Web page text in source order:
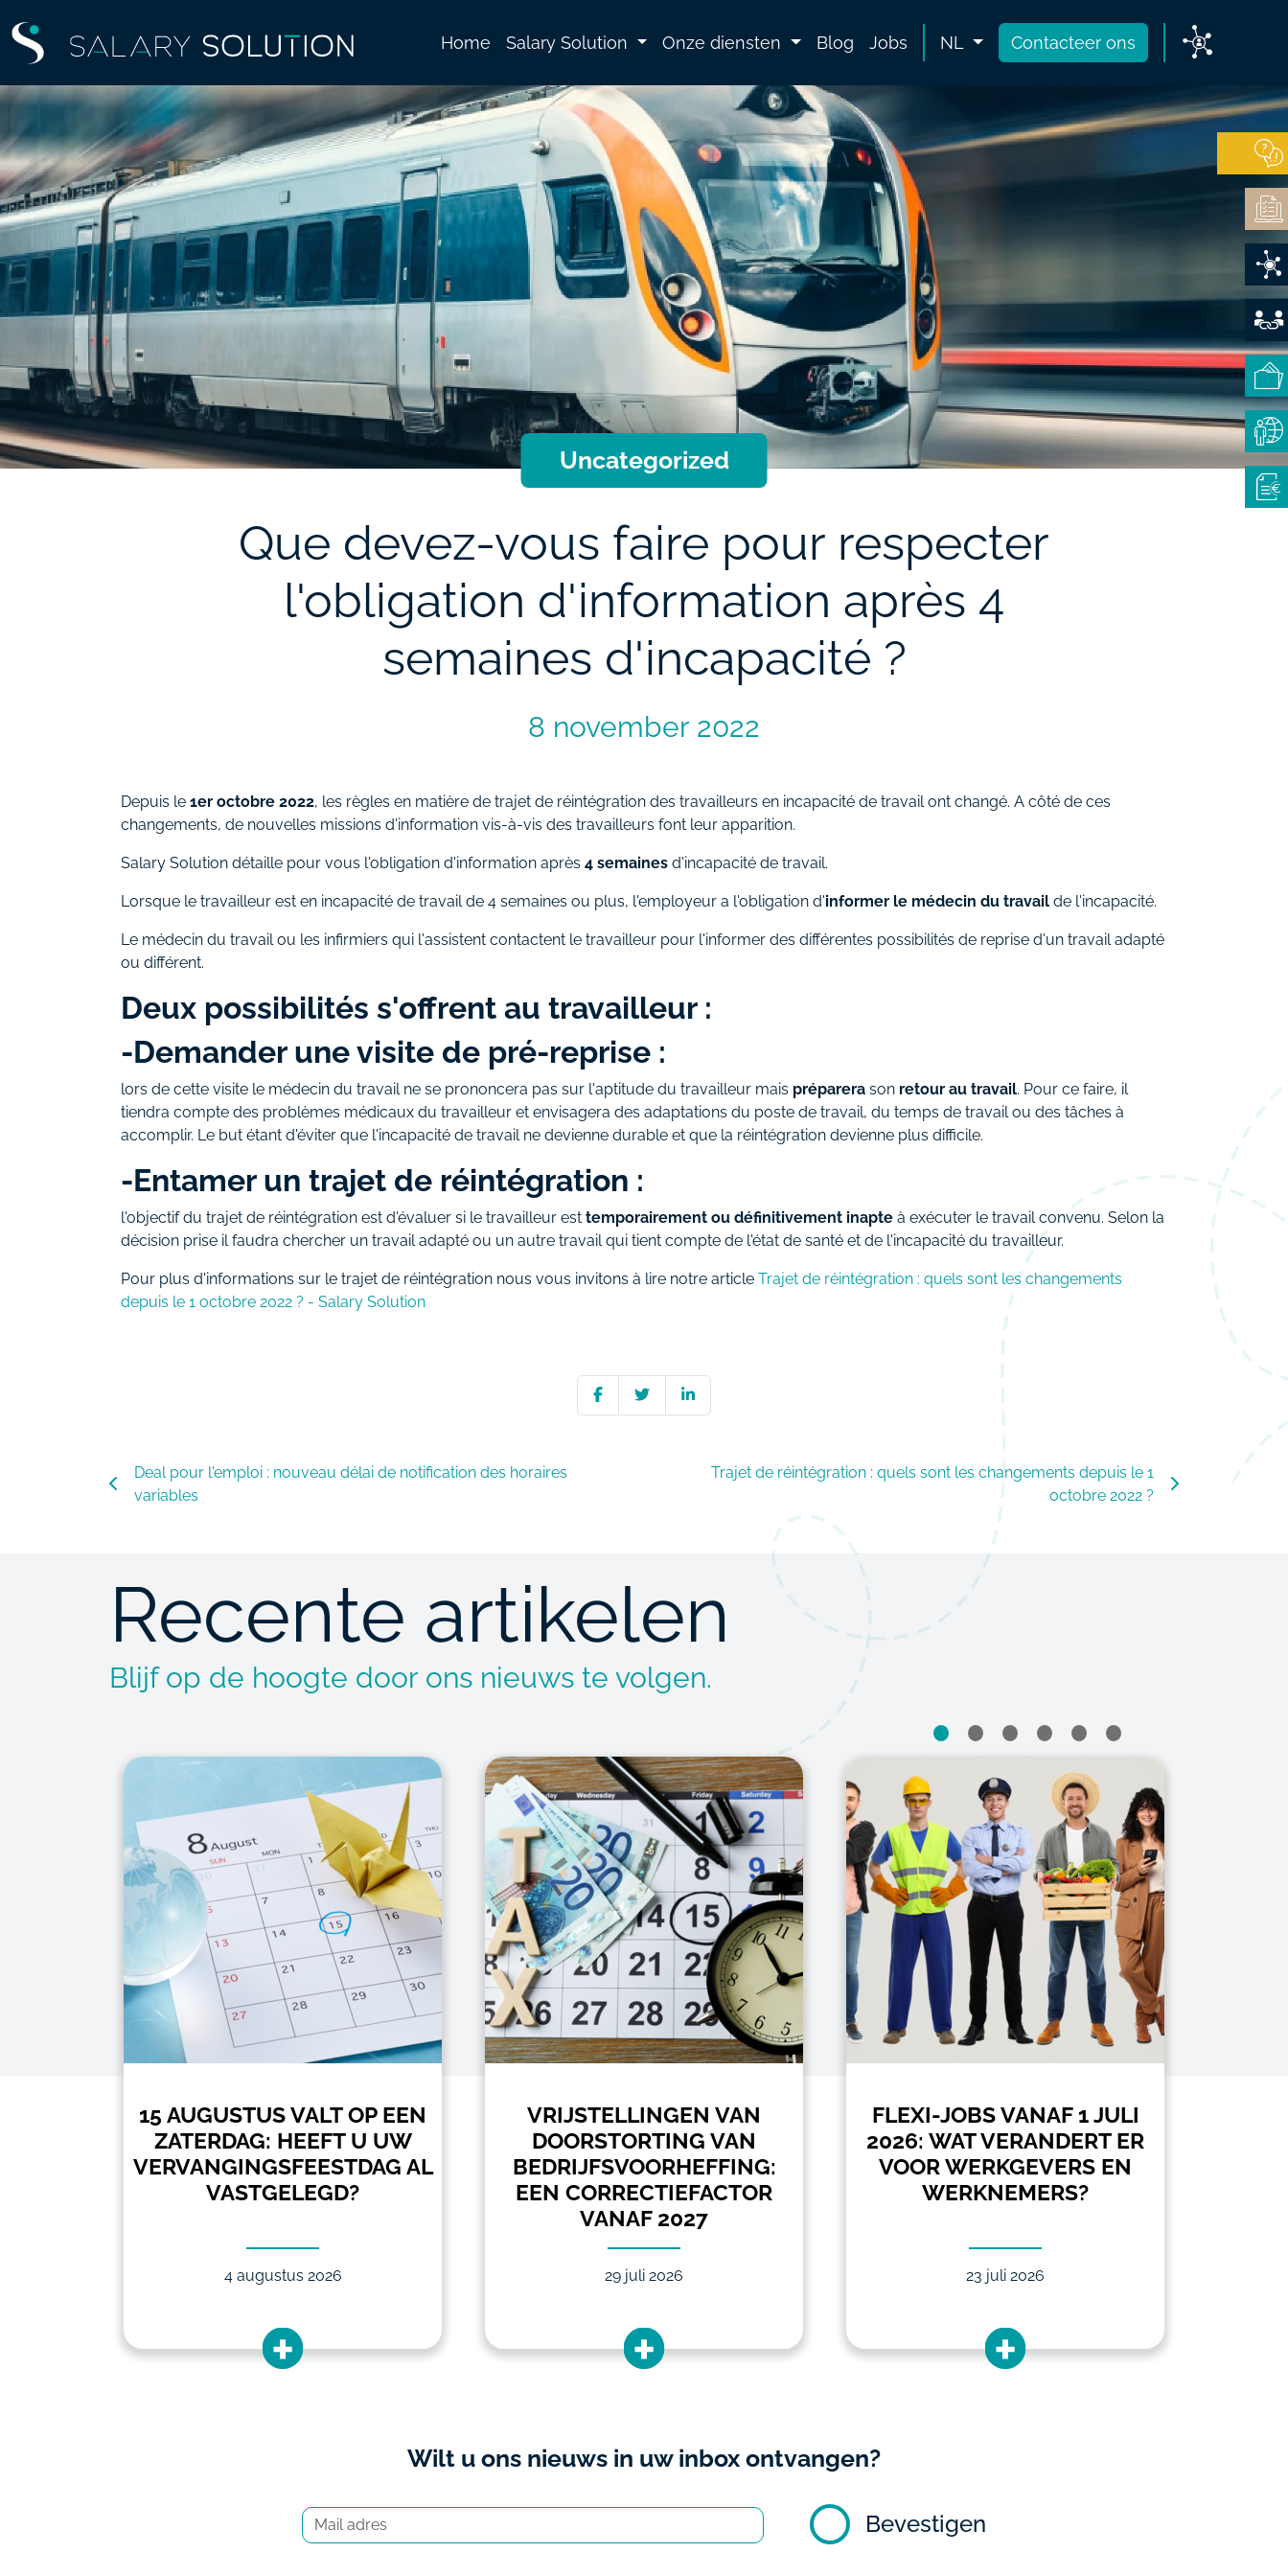
Home Salary Solution Onze diensten Blog Jobs NL Contacteer ons
Uncategorized
Que devez-vous faire pour respecter
l'obligation d'information après 4
semaines d'incapacité ?
8 november 2022
Depuis le 1er octobre 2022, les règles en matière de trajet de réintégration des travailleurs en incapacité de travail ont changé. A côté de ces
changements, de nouvelles missions d'information vis-à-vis des travailleurs font leur apparition.
Salary Solution détaille pour vous l'obligation d'information après 4 semaines d'incapacité de travail.
Lorsque le travailleur est en incapacité de travail de 4 semaines ou plus, l'employeur a l'obligation d'informer le médecin du travail de l'incapacité.
Le médecin du travail ou les infirmiers qui l'assistent contactent le travailleur pour l'informer des différentes possibilités de reprise d'un travail adapté
ou différent.
Deux possibilités s'offrent au travailleur :
-Demander une visite de pré-reprise :
lors de cette visite le médecin du travail ne se prononcera pas sur l'aptitude du travailleur mais préparera son retour au travail. Pour ce faire, il
tiendra compte des problèmes médicaux du travailleur et envisagera des adaptations du poste de travail, du temps de travail ou des tâches à
accomplir. Le but étant d'éviter que l'incapacité de travail ne devienne durable et que la réintégration devienne plus difficile.
-Entamer un trajet de réintégration :
l'objectif du trajet de réintégration est d'évaluer si le travailleur est temporairement ou définitivement inapte à exécuter le travail convenu. Selon la
décision prise il faudra chercher un travail adapté ou un autre travail qui tient compte de l'état de santé et de l'incapacité du travailleur.
Pour plus d'informations sur le trajet de réintégration nous vous invitons à lire notre article Trajet de réintégration : quels sont les changements
depuis le 1 octobre 2022 ? - Salary Solution
Deal pour l'emploi : nouveau délai de notification des horaires
variables
Trajet de réintégration : quels sont les changements depuis le 1
octobre 2022 ?
Recente artikelen
Blijf op de hoogte door ons nieuws te volgen.
15 AUGUSTUS VALT OP EEN
ZATERDAG: HEEFT U UW
VERVANGINGSFEESTDAG AL
VASTGELEGD?
4 augustus 2026
VRIJSTELLINGEN VAN
DOORSTORTING VAN
BEDRIJFSVOORHEFFING:
EEN CORRECTIEFACTOR
VANAF 2027
29 juli 2026
FLEXI-JOBS VANAF 1 JULI
2026: WAT VERANDERT ER
VOOR WERKGEVERS EN
WERKNEMERS?
23 juli 2026
Wilt u ons nieuws in uw inbox ontvangen?
Bevestigen